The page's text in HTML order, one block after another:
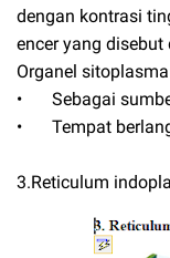
dengan kontrasi
encer yang disebut
Organel
•
Sebagai
•
Tempat
3.Reticulum